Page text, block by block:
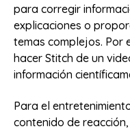
para corregir
explicaciones o
temas complejos. Por
hacer Stitch de un
información
Para el
contenido de